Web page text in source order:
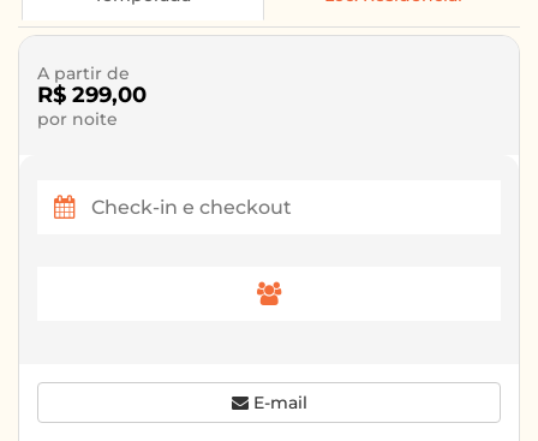
A partir de
R$ 299,00
por noite
E-mail